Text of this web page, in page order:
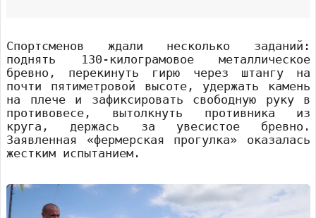
Спортсменов ждали несколько заданий:
поднять 130-килограмовое металлическое
бревно, перекинуть гирю через штангу на
почти пятиметровой высоте, удержать камень
на плече и зафиксировать свободную руку в
противовесе, вытолкнуть противника из
круга, держась за увесистое бревно.
Заявленная «фермерская прогулка» оказалась
жестким испытанием.